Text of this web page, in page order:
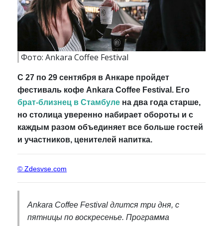
Фото: Ankara Coffee Festival
С 27 по 29 сентября в Анкаре пройдет
фестиваль кофе Ankara Coffee Festival. Его
брат-близнец в Стамбуле на два года старше,
но столица уверенно набирает обороты и с
каждым разом объединяет все больше гостей
и участников, ценителей напитка.
© Zdesvse.com
Ankara Coffee Festival длится три дня, с
пятницы по воскресенье. Программа